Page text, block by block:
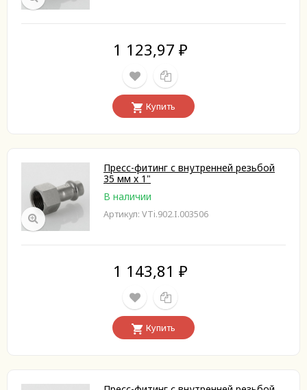
1 123,97 ₽
Купить
Пресс-фитинг с внутренней резьбой
35 мм х 1"
В наличии
Артикул: VTi.902.I.003506
1 143,81 ₽
Купить